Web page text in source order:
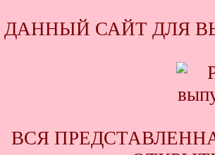
ДАННЫЙ САЙТ ДЛЯ
ВСЯ